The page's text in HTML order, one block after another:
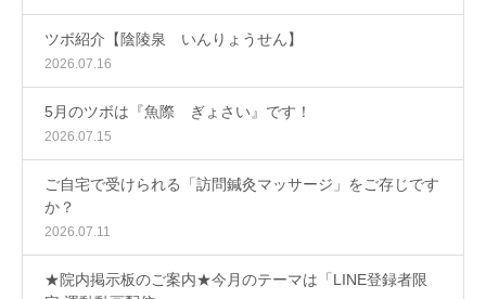
ツボ紹介【陰陵泉 いんりょうせん】
2026.07.16
5月のツボは『魚際 ぎょさい』です！
2026.07.15
ご自宅で受けられる「訪問鍼灸マッサージ」をご存じです
か？
2026.07.11
★院内掲示板のご案内★今月のテーマは「LINE登録者限